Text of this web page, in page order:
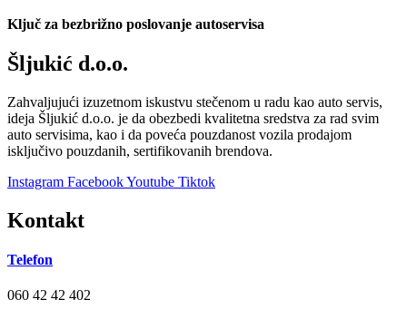
Ključ za bezbrižno poslovanje autoservisa
Šljukić d.o.o.
Zahvaljujući izuzetnom iskustvu stečenom u radu kao auto servis,
ideja Šljukić d.o.o. je da obezbedi kvalitetna sredstva za rad svim
auto servisima, kao i da poveća pouzdanost vozila prodajom
isključivo pouzdanih, sertifikovanih brendova.
Instagram FacebookYoutube Tiktok
Kontakt
Telefon
060 42 42 402